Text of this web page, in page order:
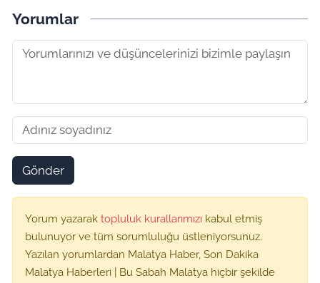
Yorumlar
Gönder
Yorum yazarak topluluk kurallarımızı kabul etmiş
bulunuyor ve tüm sorumluluğu üstleniyorsunuz.
Yazılan yorumlardan Malatya Haber, Son Dakika
Malatya Haberleri | Bu Sabah Malatya hiçbir şekilde